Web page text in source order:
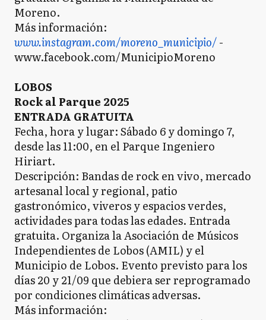
Moreno.
Más información:
www.instagram.com/moreno_municipio/-
www.facebook.com/MunicipioMoreno
LOBOS
Rock al Parque 2025
ENTRADA GRATUITA
Fecha, hora y lugar: Sábado 6 y domingo 7,
desde las 11:00, en el Parque Ingeniero
Hiriart.
Descripción: Bandas de rock en vivo, mercado
artesanal local y regional, patio
gastronómico, viveros y espacios verdes,
actividades para todas las edades. Entrada
gratuita. Organiza la Asociación de Músicos
Independientes de Lobos (AMIL) y el
Municipio de Lobos. Evento previsto para los
días 20 y 21/09 que debiera ser reprogramado
por condiciones climáticas adversas.
Más información: